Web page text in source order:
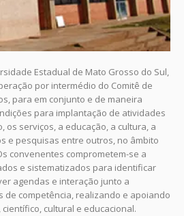
Estadual de Mato Grosso do Sul,
por intermédio do Comitê de
para em conjunto e de maneira
para implantação de atividades
os serviços, a educação, a cultura, a
e pesquisas entre outros, no âmbito
convenentes comprometem-se a
e sistematizados para identificar
agendas e interação junto a
de competência, realizando e apoiando
cultural e educacional.